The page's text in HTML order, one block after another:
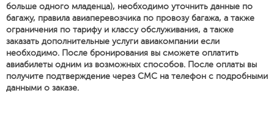
больше одного младенца), необходимо уточнить данные по
багажу, правила авиаперевозчика по провозу багажа, а также
ограничения по тарифу и классу обслуживания, а также
заказать дополнительные услуги авиакомпании если
необходимо. После бронирования вы сможете оплатить
авиабилеты одним из возможных способов. После оплаты вы
получите подтверждение через СМС на телефон с подробными
данными о заказе.